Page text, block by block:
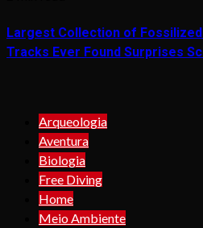
Largest Collection of
Tracks Ever Found Surprises
Arqueologia
Aventura
Biologia
Free Diving
Home
Meio Ambiente